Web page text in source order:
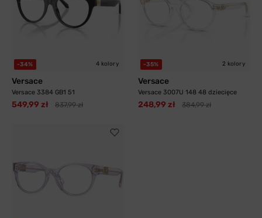
-34% 4 kolory
Versace
Versace 3384 GB1 51
549,99 zł 837,99 zł
-35% 2 kolory
Versace
Versace 3007U 148 48 dziecięce
248,99 zł 384,99 zł